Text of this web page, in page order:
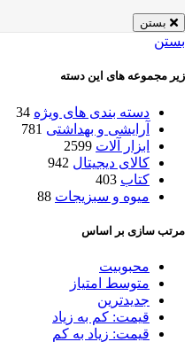
بستن
بستن
زیر مجموعه های این دسته
دسته بندی های ویژه 34
آرایشی و بهداشتی 781
ابزار آلات 2599
کالای دیجیتال 942
کتاب 403
میوه و سبزیجات 88
مرتب سازی بر اساس
محبوبیت
متوسط امتیاز
جدیدترین
قیمت: کم به زیاد
قیمت: زیاد به کم